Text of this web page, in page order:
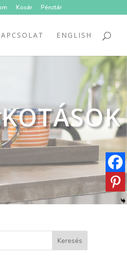
Kosár Pénztár
ENGLISH